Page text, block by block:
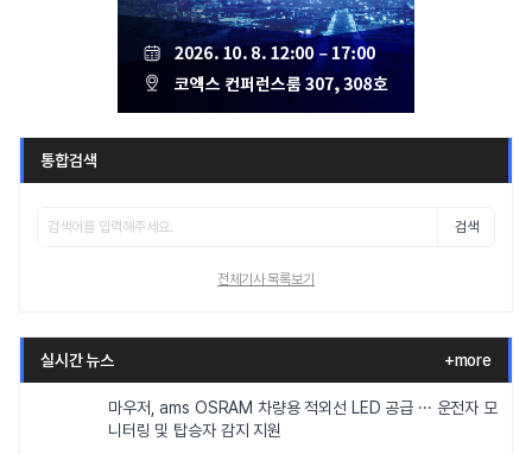
통합검색
검색
전체기사 목록보기
실시간 뉴스 +more
마우저, ams OSRAM 차량용 적외선 LED 공급 ··· 운전자 모
니터링 및 탑승자 감지 지원